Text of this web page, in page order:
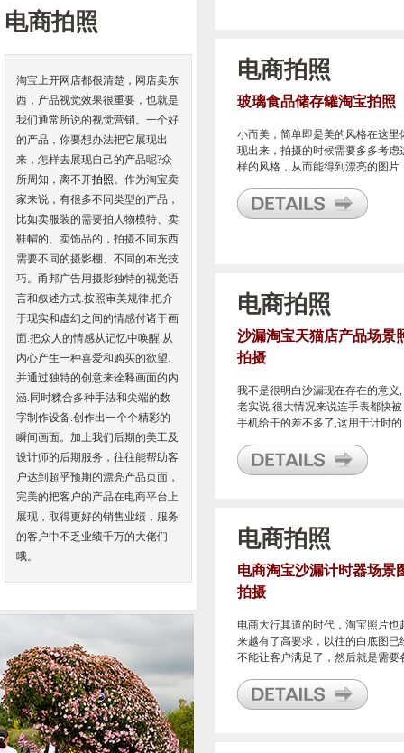
电商拍照
玻璃食品储存罐淘宝拍照
小而美，简单即是美的风格在这里
现出来，拍摄的时候需要多多考虑
样的风格，从而能得到漂亮的图片
2色不同的底色做背景，给产品搭成
了一个漂亮的平台。
电商拍照
沙漏淘宝天猫店产品场景
拍摄
我不是很明白沙漏现在存在的意义,
老实说,很大情况来说连手表都快被
手机给干的差不多了,这用于计时的
一个摆设?难道干干净净的桌面它不
香吗?
电商拍照
电商淘宝沙漏计时器场景
拍摄
电商大行其道的时代，淘宝照片也
来越有了高要求，以往的白底图已
不能让客户满足了，然后就是需要
产品，全方位的让人了解。
电商拍照
淘宝上开网店都很清楚，网店卖东
西，产品视觉效果很重要，也就是
我们通常所说的视觉营销。一个好
的产品，你要想办法把它展现出
来，怎样去展现自己的产品呢?众
所周知，离不开拍照。作为淘宝卖
家来说，有很多不同类型的产品，
比如卖服装的需要拍人物模特、卖
鞋帽的、卖饰品的，拍摄不同东西
需要不同的摄影棚、不同的布光技
巧。甬邦广告用摄影独特的视觉语
言和叙述方式.按照审美规律.把介
于现实和虚幻之间的情感付诸于画
面.把众人的情感从记忆中唤醒.从
内心产生一种喜爱和购买的欲望.
并通过独特的创意来诠释画面的内
涵.同时糅合多种手法和尖端的数
字制作设备.创作出一个个精彩的
瞬间画面。加上我们后期的美工及
设计师的后期服务，往往能帮助客
户达到超乎预期的漂亮产品页面，
完美的把客户的产品在电商平台上
展现，取得更好的销售业绩，服务
的客户中不乏业绩千万的大佬们
哦。